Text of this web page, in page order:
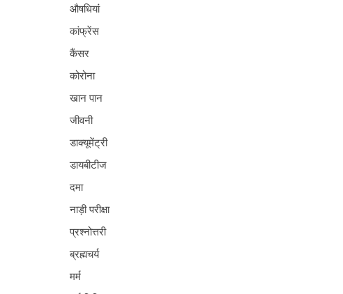
औषधियां
कांफ्रेंस
कैंसर
कोरोना
खान पान
जीवनी
डाक्यूमेंट्री
डायबीटीज
दमा
नाड़ी परीक्षा
प्रश्नोत्तरी
ब्रह्मचर्य
मर्म